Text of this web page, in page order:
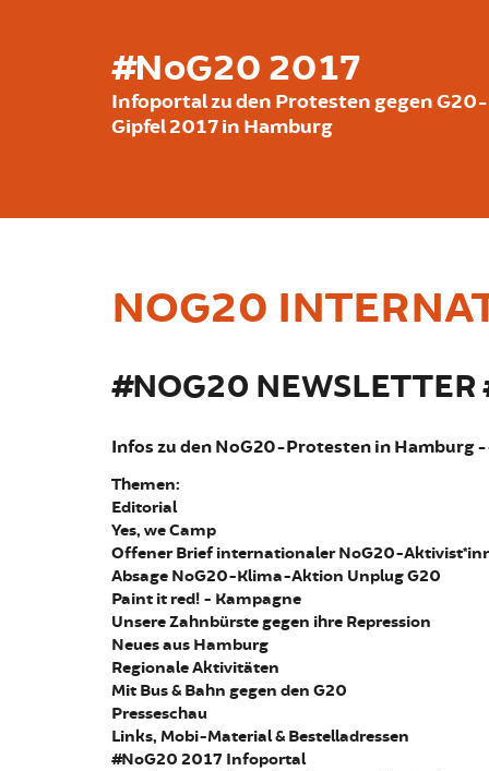
#NoG20 2017
Infoportal zu den Protesten gegen G20-
Gipfel 2017 in Hamburg
NOG20
#NOG20
Infos zu den NoG20-Protesten in Hamburg
Themen:
Editorial
Yes, we Camp
Offener Brief internationaler NoG20-
Absage NoG20-Klima-Aktion Unplug G20
Paint it red! - Kampagne
Unsere Zahnbürste gegen ihre Repression
Neues aus Hamburg
Regionale Aktivitäten
Mit Bus & Bahn gegen den G20
Presseschau
Links, Mobi-Material & Bestelladressen
#NoG20 2017 Infoportal